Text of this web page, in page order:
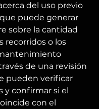
del uso previo
puede generar
sobre la cantidad
recorridos o los
de una revisión
pueden verificar
y confirmar si el
con el